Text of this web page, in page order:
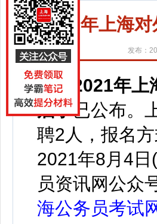
2021年上海
发布：
2021年上海
启事已公布。
聘2人，报名
2021年8月4
员资讯网公众
海公务员考试